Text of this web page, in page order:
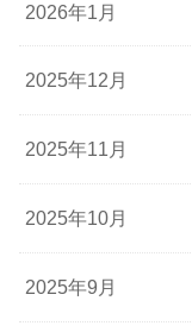
2026年1月
2025年12月
2025年11月
2025年10月
2025年9月